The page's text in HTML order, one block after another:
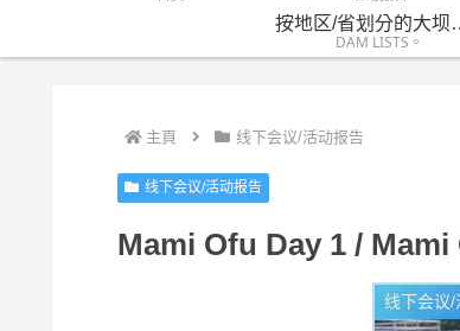
按地区/
DAM LISTS。
主頁 线下会议/活动报告
线下会议/活动报告
Mami Ofu Day 1 / Mami
线下会议/